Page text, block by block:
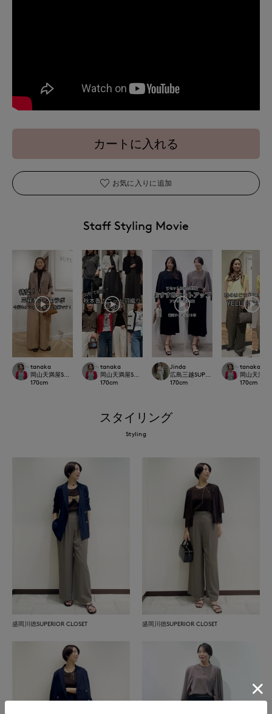
カートに入れる
お気に入りに追加
Staff Styling Movie
tanaka
岡山天満屋SUPERIORCLOSET
170cm
tanaka
岡山天満屋SUPERIORCLOSET
170cm
Jinda
広島三越SUPERIORCLOSET
170cm
tanaka
岡山天満屋
170cm
スタイリング
Styling
盛岡川徳SUPERIOR CLOSET 盛岡川徳SUPERIOR CLOSET